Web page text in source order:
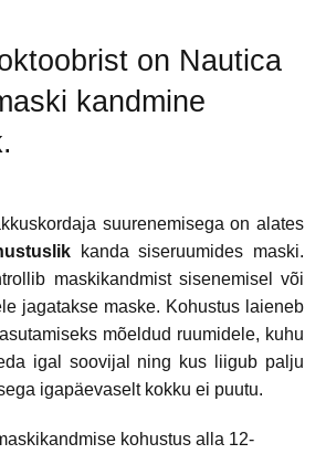
on Nautica
kandmine
suurenemisega on alates
kanda siseruumides maski.
maskikandmist sisenemisel või
jagatakse maske. Kohustus laieneb
mõeldud ruumidele, kuhu
igal soovijal ning kus liigub palju
igapäevaselt kokku ei puutu.
kohustus alla 12-